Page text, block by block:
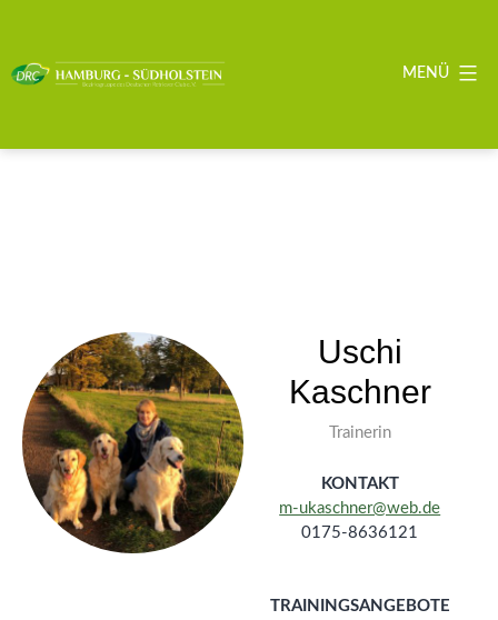
springen
MENÜ
Uschi
Kaschner
Trainerin
KONTAKT
m-ukaschner@web.de
0175-8636121
TRAININGSANGEBOTE